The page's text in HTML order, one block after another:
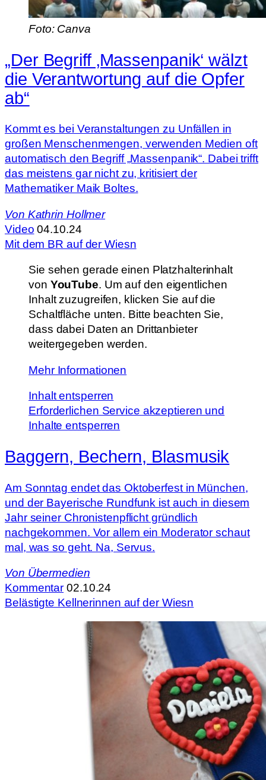
Foto: Canva
„Der Begriff ‚Massenpanik‘ wälzt
die Verantwortung auf die Opfer
ab“
Kommt es bei Veranstaltungen zu Unfällen in
großen Menschenmengen, verwenden Medien oft
automatisch den Begriff „Massenpanik“. Dabei trifft
das meistens gar nicht zu, kritisiert der
Mathematiker Maik Boltes.
Von Kathrin Hollmer
Video 04.10.24
Mit dem BR auf der Wiesn
Sie sehen gerade einen Platzhalterinhalt
von YouTube. Um auf den eigentlichen
Inhalt zuzugreifen, klicken Sie auf die
Schaltfläche unten. Bitte beachten Sie,
dass dabei Daten an Drittanbieter
weitergegeben werden.
Mehr Informationen
Inhalt entsperren
Erforderlichen Service akzeptieren und
Inhalte entsperren
Baggern, Bechern, Blasmusik
Am Sonntag endet das Oktoberfest in München,
und der Bayerische Rundfunk ist auch in diesem
Jahr seiner Chronistenpflicht gründlich
nachgekommen. Vor allem ein Moderator schaut
mal, was so geht. Na, Servus.
Von Übermedien
Kommentar 02.10.24
Belästigte Kellnerinnen auf der Wiesn